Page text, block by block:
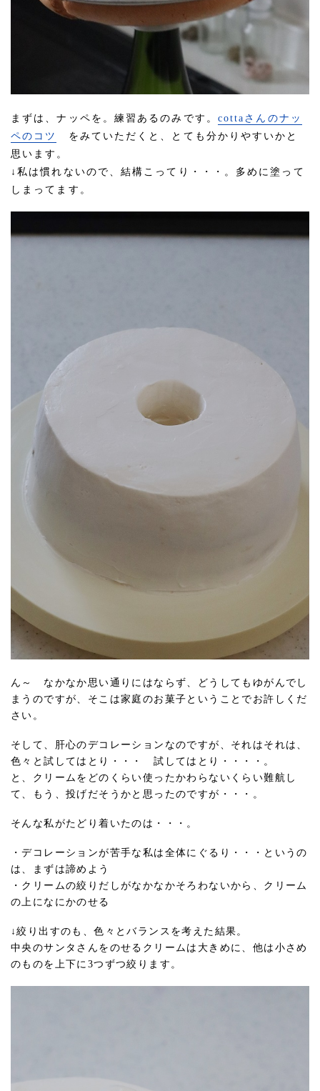
まずは、ナッペを。練習あるのみです。 cottaさんのナッ
ペのコツ
をみていただくと、とても分かりやすいかと
思います。
↓私は慣れないので、結構こってり・・・。多めに塗って
しまってます。
ん～ なかなか思い通りにはならず、どうしてもゆがんでし
まうのですが、そこは家庭のお菓子ということでお許しくだ
さい。
そして、肝心のデコレーションなのですが、それはそれは、
色々と試してはとり・・・ 試してはとり・・・・。
と、クリームをどのくらい使ったかわらないくらい難航し
て、もう、投げだそうかと思ったのですが・・・。
そんな私がたどり着いたのは・・・。
・デコレーションが苦手な私は全体にぐるり・・・というの
は、まずは諦めよう
・クリームの絞りだしがなかなかそろわないから、クリーム
の上になにかのせる
↓絞り出すのも、色々とバランスを考えた結果。
中央のサンタさんをのせるクリームは大きめに、他は小さめ
のものを上下に3つずつ絞ります。